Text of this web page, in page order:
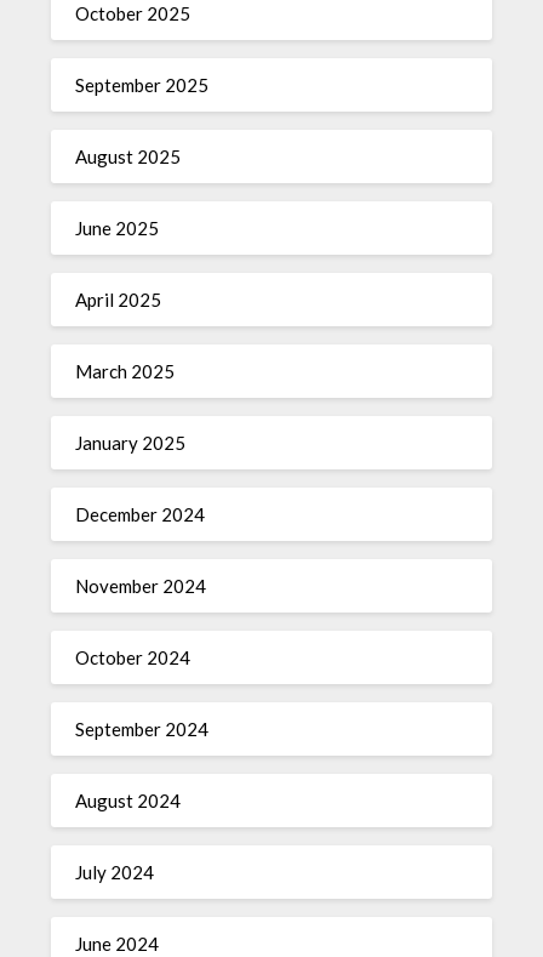
October 2025
September 2025
August 2025
June 2025
April 2025
March 2025
January 2025
December 2024
November 2024
October 2024
September 2024
August 2024
July 2024
June 2024